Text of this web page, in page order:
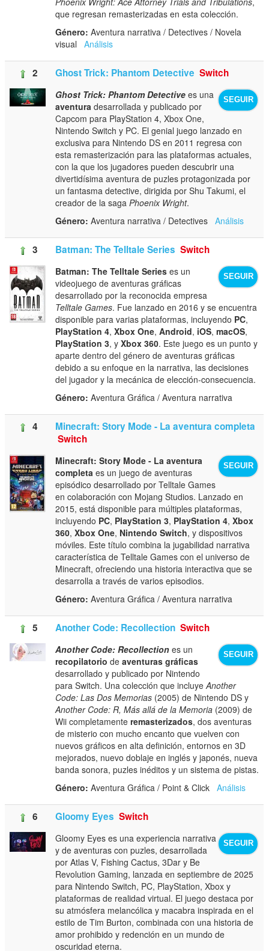
que regresan remasterizadas en esta colección.
Género: Aventura narrativa / Detectives / Novela
visualAnálisis
2 Ghost Trick: Phantom Detective Switch
SEGUIR
Ghost Trick: Phantom Detective es una
aventura desarrollada y publicado por
Capcom para PlayStation 4, Xbox One,
Nintendo Switch y PC. El genial juego lanzado en
exclusiva para Nintendo DS en 2011 regresa con
esta remasterización para las plataformas actuales,
con la que los jugadores pueden descubrir una
divertidísima aventura de puzles protagonizada por
un fantasma detective, dirigida por Shu Takumi, el
creador de la sagaPhoenix Wright.
Género: Aventura narrativa / DetectivesAnálisis
3 Batman: The Telltale Series Switch
SEGUIR
Batman: The Telltale Series es un
videojuego de aventuras gráficas
desarrollado por la reconocida empresa
Telltale Games. Fue lanzado en 2016 y se encuentra
disponible para varias plataformas, incluyendo PC,
PlayStation 4,Xbox One,Android, iOS,macOS,
PlayStation 3, yXbox 360. Este juego es un punto y
aparte dentro del género de aventuras gráficas
debido a su enfoque en la narrativa, las decisiones
del jugador y la mecánica de elección-consecuencia.
Género: Aventura Gráfica / Aventura narrativa
4
Minecraft: Story Mode - La aventura completa
Switch
SEGUIR
Minecraft: Story Mode - La aventura
completa es un juego de aventuras
episódico desarrollado por Telltale Games
en colaboración con Mojang Studios. Lanzado en
2015, está disponible para múltiples plataformas,
incluyendo PC, PlayStation 3, PlayStation 4,Xbox
360,Xbox One, Nintendo Switch, y dispositivos
móviles. Este título combina la jugabilidad narrativa
característica de Telltale Games con el universo de
Minecraft, ofreciendo una historia interactiva que se
desarrolla a través de varios episodios.
Género: Aventura Gráfica / Aventura narrativa
5 Another Code: Recollection Switch
SEGUIR
Another Code: Recollection es un
recopilatorio deaventuras gráficas
desarrollado y publicado por Nintendo
para Switch. Una colección que incluyeAnother
Code: Las Dos Memorias (2005) de Nintendo DS y
Another Code: R, Más allá de la Memoria (2009) de
Wii completamenteremasterizados, dos aventuras
de misterio con mucho encanto que vuelven con
nuevos gráficos en alta definición, entornos en 3D
mejorados, nuevo doblaje en inglés y japonés, nueva
banda sonora, puzles inéditos y un sistema de pistas.
Género: Aventura Gráfica / Point & ClickAnálisis
6 Gloomy Eyes Switch
SEGUIR
Gloomy Eyes es una experiencia narrativa
y de aventuras con puzles, desarrollada
por Atlas V, Fishing Cactus, 3Dar y Be
Revolution Gaming, lanzada en septiembre de 2025
para Nintendo Switch, PC, PlayStation, Xbox y
plataformas de realidad virtual. El juego destaca por
su atmósfera melancólica y macabra inspirada en el
estilo de Tim Burton, combinada con una historia de
amor prohibido y redención en un mundo de
oscuridad eterna.